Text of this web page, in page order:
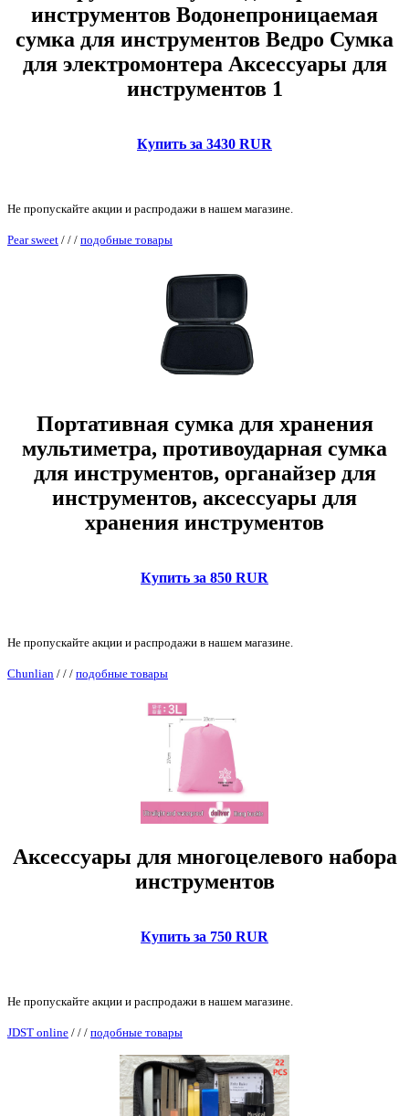
инструментов Водонепроницаемая
сумка для инструментов Ведро Сумка
для электромонтера Аксессуары для
инструментов 1
Купить за 3430 RUR
Не пропускайте акции и распродажи в нашем магазине.
Pear sweet / / / подобные товары
Портативная сумка для хранения
мультиметра, противоударная сумка
для инструментов, органайзер для
инструментов, аксессуары для
хранения инструментов
Купить за 850 RUR
Не пропускайте акции и распродажи в нашем магазине.
Chunlian / / / подобные товары
Аксессуары для многоцелевого набора
инструментов
Купить за 750 RUR
Не пропускайте акции и распродажи в нашем магазине.
JDST online / / / подобные товары